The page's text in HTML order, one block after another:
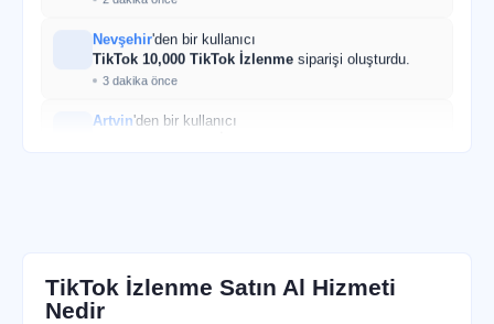
Aydın'dan bir kullanıcı
TikTok 5,000 TikTok İzlenmesiparişi oluşturdu.
2 dakika önce
Nevşehir'den bir kullanıcı
Rize 'den bir kullanıcı
TikTok 10,000 TikTok İzlenme siparişi oluşturdu.
TikTok 2,500 TikTok İzlenme
57 dakika önce
TikTok İzlenme Satın Al Hizmeti
Nedir